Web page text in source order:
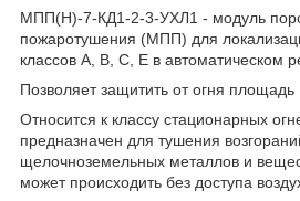
МПП(Н)-7-КД1-2-3-УХЛ1 - модуль
пожаротушения (МПП) для
классов А, В, С, Е в автоматическом
Позволяет защитить от огня площадь
Относится к классу стационарных
предназначен для тушения
щелочноземельных металлов и
может происходить без доступа